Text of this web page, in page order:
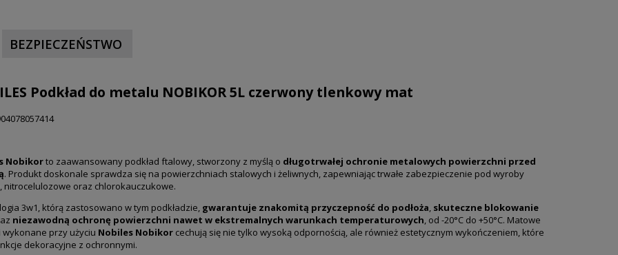
BEZPIECZEŃSTWO
Podkład do metalu NOBIKOR 5L czerwony tlenkowy mat
Nobikorto zaawansowany podkład ftalowy, stworzony z myślą o długotrwałej ochronie metalowych powierzchni przed
. Produkt doskonale sprawdza się na powierzchniach stalowych i żeliwnych, zapewniając trwałe zabezpieczenie pod wyroby
nitrocelulozowe oraz chlorokauczukowe.
3w1, którą zastosowano w tym podkładzie, gwarantuje znakomitą przyczepność do podłoża, skuteczne blokowanie
niezawodną ochronę powierzchni nawet w ekstremalnych warunkach temperaturowych, od -20°C do +50°C. Matowe
wykonane przy użyciu Nobiles Nobikor cechują się nie tylko wysoką odpornością, ale również estetycznym wykończeniem, które
dekoracyjne z ochronnymi.